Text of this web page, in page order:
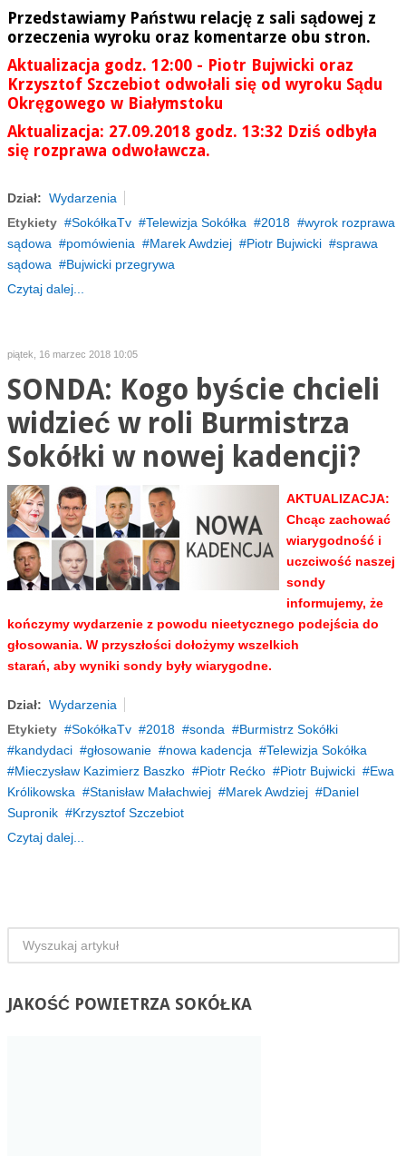
Przedstawiamy Państwu relację z sali sądowej z
orzeczenia wyroku oraz komentarze obu stron.
Aktualizacja godz. 12:00 - Piotr Bujwicki oraz
Krzysztof Szczebiot odwołali się od wyroku Sądu
Okręgowego w Białymstoku
Aktualizacja: 27.09.2018 godz. 13:32 Dziś odbyła
się rozprawa odwoławcza.
Dział: Wydarzenia
Etykiety
SokółkaTv Telewizja Sokółka 2018
wyrok rozprawa
sądowa
pomówienia Marek Awdziej Piotr Bujwicki
sprawa
sądowa
Bujwicki przegrywa
Czytaj dalej...
piątek, 16 marzec 2018 10:05
SONDA: Kogo byście chcieli
widzieć w roli Burmistrza
Sokółki w nowej kadencji?
AKTUALIZACJA:
Chcąc zachować
wiarygodność i
uczciwość naszej
sondy
informujemy, że
kończymy wydarzenie z powodu nieetycznego podejścia do
głosowania. W przyszłości dołożymy wszelkich
starań, aby wyniki sondy były wiarygodne.
Dział: Wydarzenia
Etykiety
SokółkaTv 2018 sonda
Burmistrz Sokółki
kandydaci
głosowanie nowa kadencja
Telewizja Sokółka
Mieczysław Kazimierz Baszko
Piotr Rećko Piotr Bujwicki
Ewa
Królikowska
Stanisław Małachwiej Marek Awdziej
Daniel
Supronik
Krzysztof Szczebiot
Czytaj dalej...
JAKOŚĆPOWIETRZA SOKÓŁKA